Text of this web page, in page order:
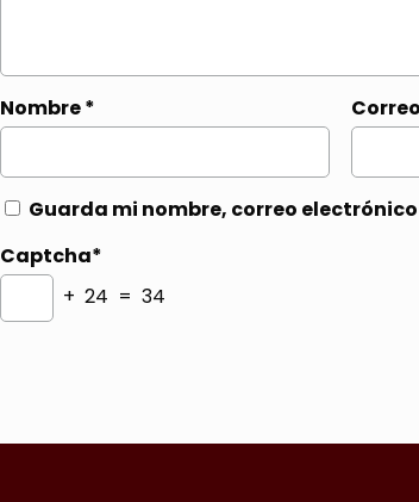
Nombre*
Guarda mi nombre, correo
Captcha*
+ 24 = 34